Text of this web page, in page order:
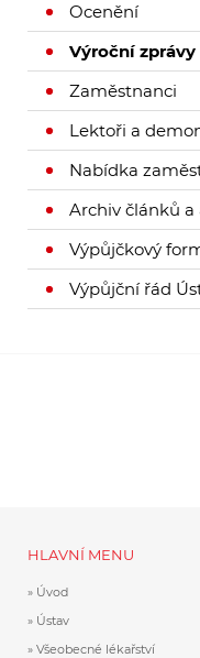
Ocenění
Výroční zprávy
Zaměstnanci
Lektoři a
Nabídka
Archiv článků
Výpůjčkový
Výpůjční řád
HLAVNÍ MENU
Úvod
Ústav
Všeobecné lékařství